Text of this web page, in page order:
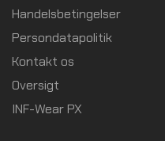
Handelsbetingelser
Persondatapolitik
Kontakt os
Oversigt
INF-Wear PX